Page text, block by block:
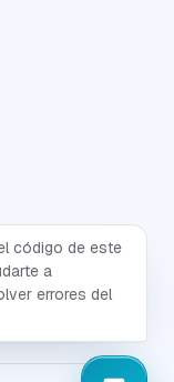
código de este
a
errores del